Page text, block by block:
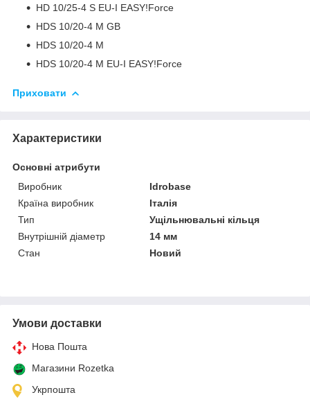
HD 10/25-4 S EU-I EASY!Force
HDS 10/20-4 M GB
HDS 10/20-4 M
HDS 10/20-4 M EU-I EASY!Force
Приховати
Характеристики
Основні атрибути
Виробник
Idrobase
Країна виробник
Італія
Тип
Ущільнювальні кільця
Внутрішній діаметр
14 мм
Стан
Новий
Умови доставки
Нова Пошта
Магазини Rozetka
Укрпошта